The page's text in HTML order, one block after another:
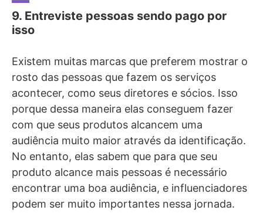
9. Entreviste pessoas sendo pago por
isso
Existem muitas marcas que preferem mostrar o
rosto das pessoas que fazem os serviços
acontecer, como seus diretores e sócios. Isso
porque dessa maneira elas conseguem fazer
com que seus produtos alcancem uma
audiência muito maior através da identificação.
No entanto, elas sabem que para que seu
produto alcance mais pessoas é necessário
encontrar uma boa audiência, e influenciadores
podem ser muito importantes nessa jornada.